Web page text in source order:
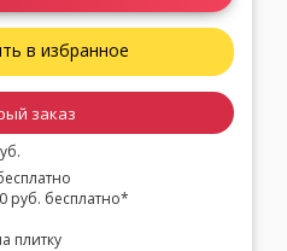
в избранное
заказ
руб. бесплатно*
плитку